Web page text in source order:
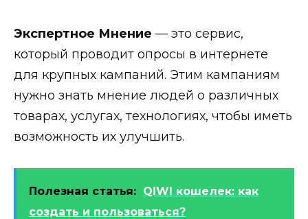
Экспертное Мнение — это сервис,
который проводит опросы в интернете
для крупных кампаний. Этим кампаниям
нужно знать мнение людей о различных
товарах, услугах, технологиях, чтобы иметь
возможность их улучшить.
Полезная статья: QIWI кошелек: как
создать и пользоваться?